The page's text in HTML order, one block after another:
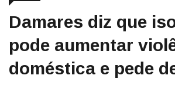
Damares diz que
pode aumentar
doméstica e pede